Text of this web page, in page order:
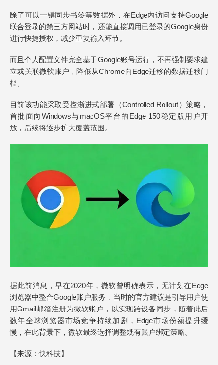
除了可以一键同步书签等数据外，在Edge内访问支持Google
联合登录的第三方网站时，还能直接调用已登录的Google身份
进行快捷授权，减少重复输入环节。
而且个人配置文件完全基于Google账号运行，不再强制要求建
立或关联微软账户，降低从Chrome向Edge迁移的数据迁移门
槛。
目前该功能采取受控渐进式部署（Controlled Rollout）策略，
首批面向Windows与macOS平台的Edge 150稳定版用户开
放，后续将逐步扩大覆盖范围。
据此前消息，早在2020年，微软曾明确表示，无计划在Edge
浏览器中整合Google账户服务，当时的官方建议是引导用户使
用Gmail邮箱注册为微软账户，以实现跨设备同步，随着此后
数年全球浏览器市场竞争持续加剧，Edge市场份额提升缓
慢，在此背景下，微软最终选择调整既有账户绑定策略。
【来源：快科技】